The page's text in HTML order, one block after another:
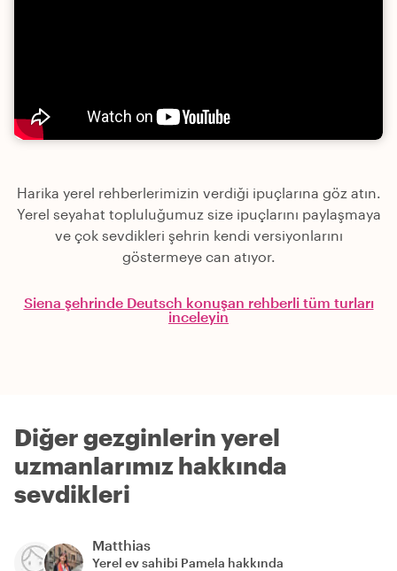
Harika yerel rehberlerimizin verdiği ipuçlarına göz atın.
Yerel seyahat topluluğumuz size ipuçlarını paylaşmaya
ve çok sevdikleri şehrin kendi versiyonlarını
göstermeye can atıyor.
Siena şehrinde Deutsch konuşan rehberli tüm turları
inceleyin
Diğer gezginlerin yerel
uzmanlarımız hakkında
sevdikleri
Matthias
Yerel ev sahibi Pamela hakkında